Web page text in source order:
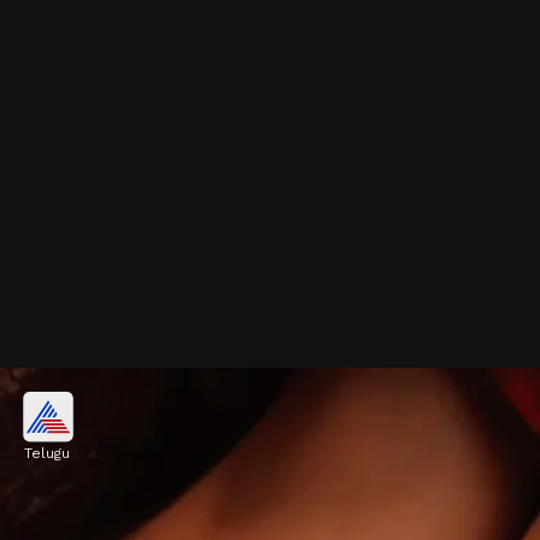
ఆకు ఆకారంలో మెట్టెలు
పొడవాటి, సన్నని వేళ్లకు ఆకు ఆకారంలో ఉండే మెట్టెలు
చాలా అందంగా కనిపిస్తాయి.
Image credits: Pinterest
Telugu